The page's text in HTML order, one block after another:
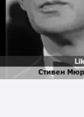
Создать
Для
Поиск